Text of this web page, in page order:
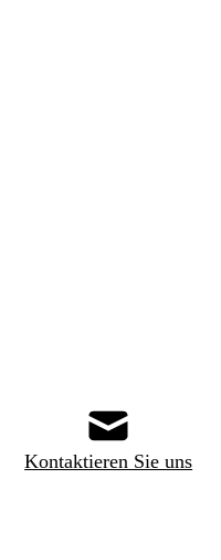
Kontaktieren Sie uns